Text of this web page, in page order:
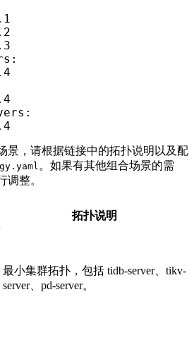
景，请根据链接中的拓扑说明以及配
。如果有其他组合场景的需
调整。
拓扑说明
最小集群拓扑，包括 tidb-server、tikv-
server、pd-server。